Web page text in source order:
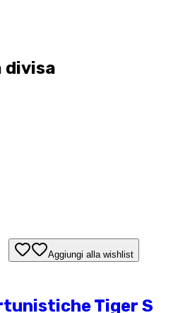
divisa
Aggiungi alla wishlist
Tiger S